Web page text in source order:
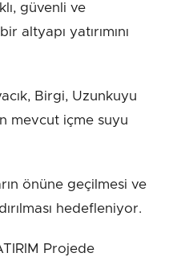
güvenli ve
altyapı yatırımını
Birgi, Uzunkuyu
mevcut içme suyu
önüne geçilmesi ve
hedefleniyor.
Projede